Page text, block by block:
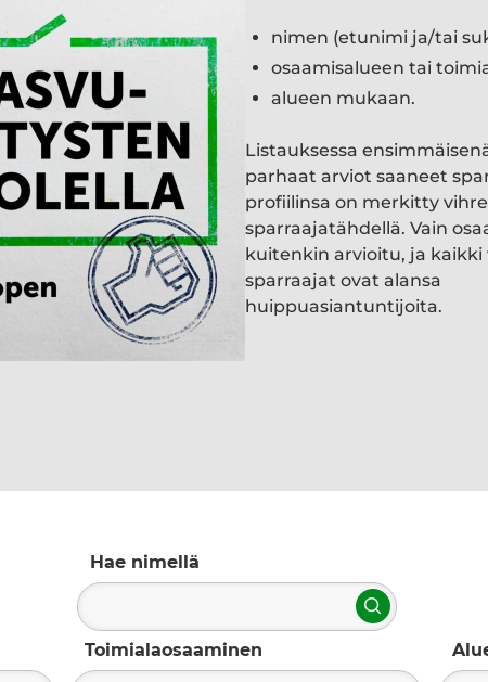
nimen (etunimi ja/tai
osaamisalueen tai
alueen mukaan.
Listauksessa
parhaat arviot saaneet
profiilinsa on merkitty
sparraajatähdellä. Vain
kuitenkin arvioitu, ja
sparraajat ovat alansa
huippuasiantuntijoita.
Hae nimellä
Hae
Toimialaosaaminen